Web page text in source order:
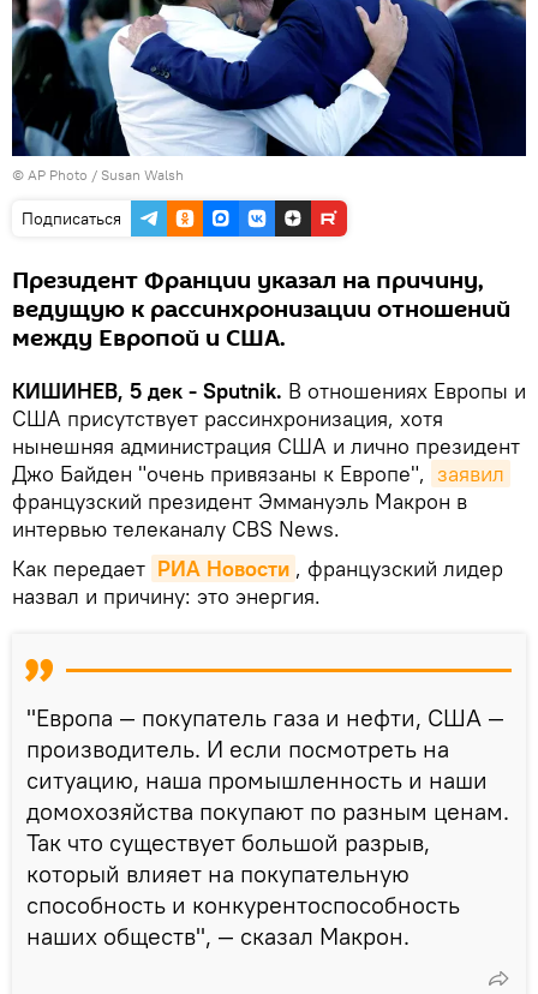
© AP Photo / Susan Walsh
Подписаться
Президент Франции указал на причину,
ведущую к рассинхронизации отношений
между Европой и США.
КИШИНЕВ, 5 дек - Sputnik. В отношениях Европы и
США присутствует рассинхронизация, хотя
нынешняя администрация США и лично президент
Джо Байден "очень привязаны к Европе", заявил
французский президент Эммануэль Макрон в
интервью телеканалу CBS News.
Как передает РИА Новости , французский лидер
назвал и причину: это энергия.
"Европа — покупатель газа и нефти, США —
производитель. И если посмотреть на
ситуацию, наша промышленность и наши
домохозяйства покупают по разным ценам.
Так что существует большой разрыв,
который влияет на покупательную
способность и конкурентоспособность
наших обществ", — сказал Макрон.